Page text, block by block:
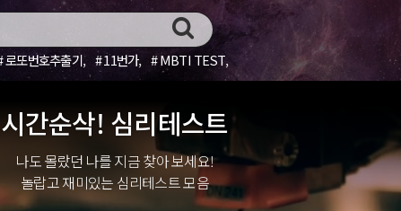
로또번호추출기 11번가 MBTI TEST
시간순삭! 심리테스트
나도 몰랐던 나를 지금 찾아 보세요!
놀랍고 재미있는 심리테스트 모음